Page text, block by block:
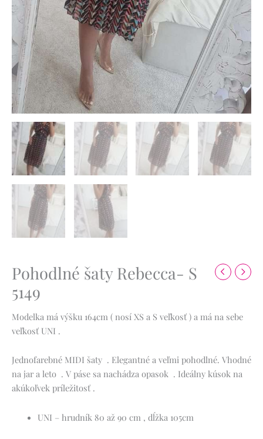
Pohodlné šaty Rebecca- S
5149
Modelka má výšku 164cm ( nosí XS a S veľkosť ) a má na sebe
veľkosť UNI .
Jednofarebné MIDI šaty . Elegantné a veľmi pohodlné. Vhodné
na jar a leto . V páse sa nachádza opasok . Ideálny kúsok na
akúkoľvek príležitosť .
UNI – hrudník 80 až 90 cm , dĺžka 105cm